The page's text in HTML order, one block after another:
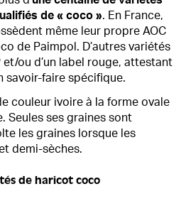
de « coco ». En France,
même leur propre AOC
de Paimpol. D’autres variétés
et/ou d’un label rouge, attestant
savoir-faire spécifique.
couleur ivoire à la forme ovale
Seules ses graines sont
les graines lorsque les
demi-sèches.
de haricot coco